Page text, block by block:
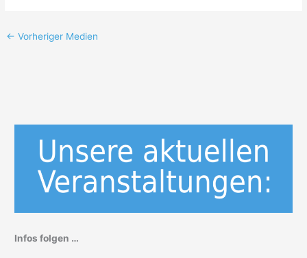
← Vorheriger Medien
Infos folgen …